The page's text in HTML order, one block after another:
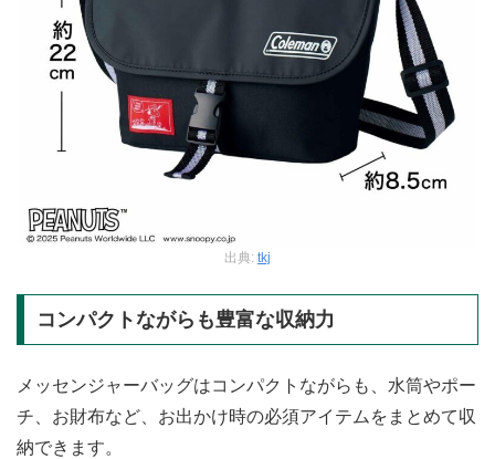
出典: tkj
コンパクトながらも豊富な収納力
メッセンジャーバッグはコンパクトながらも、水筒やポー
チ、お財布など、お出かけ時の必須アイテムをまとめて収
納できます。